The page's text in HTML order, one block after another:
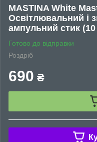
MASTINA White
Освітлювальний і
ампульний стик (10
Готово до відправки
Роздріб
690 ₴